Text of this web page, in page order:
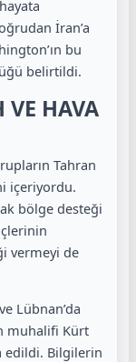
İran’a
bu
belirtildi.
VE HAVA
Tahran
içeriyordu.
bölge desteği
vermeyi de
Lübnan’da
muhalifi Kürt
edildi. Bilgilerin